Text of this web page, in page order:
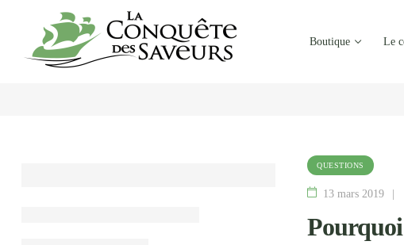
Boutique Le
QUESTIONS
13 mars 2019
Pourquoi